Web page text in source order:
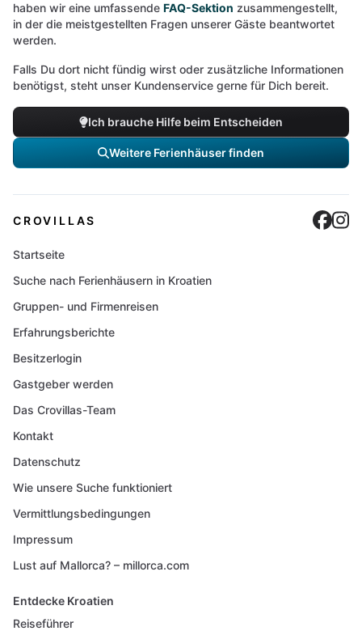
haben wir eine umfassende FAQ-Sektion zusammengestellt,
in der die meistgestellten Fragen unserer Gäste beantwortet
werden.
Falls Du dort nicht fündig wirst oder zusätzliche Informationen
benötigst, steht unser Kundenservice gerne für Dich bereit.
Ich brauche Hilfe beim Entscheiden
Weitere Ferienhäuser finden
CROVILLAS
Startseite
Suche nach Ferienhäusern in Kroatien
Gruppen- und Firmenreisen
Erfahrungsberichte
Besitzerlogin
Gastgeber werden
Das Crovillas-Team
Kontakt
Datenschutz
Wie unsere Suche funktioniert
Vermittlungsbedingungen
Impressum
Lust auf Mallorca? – millorca.com
Entdecke Kroatien
Reiseführer